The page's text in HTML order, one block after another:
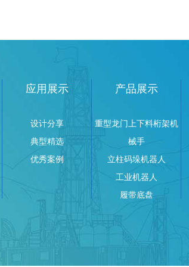
应用展示
设计分享
典型精选
优秀案例
产品展示
重型龙门上下料桁架机
械手
立柱码垛机器人
工业机器人
履带底盘